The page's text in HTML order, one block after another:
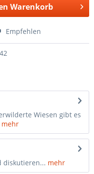
Warenkorb
Empfehlen
Wiesen gibt es
mehr
diskutieren... mehr